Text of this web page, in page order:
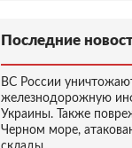
Последние
ВС России
железнодорожную
Украины. Также
Черном море,